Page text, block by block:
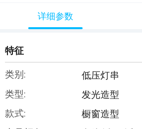
详细参数
特征
类别:
低压灯串
类型:
发光造型
款式:
橱窗造型